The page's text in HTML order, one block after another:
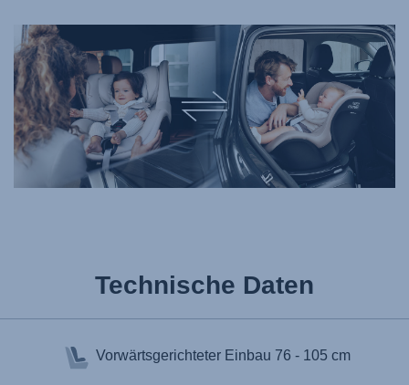
Technische Daten
Vorwärtsgerichteter Einbau 76 - 105 cm